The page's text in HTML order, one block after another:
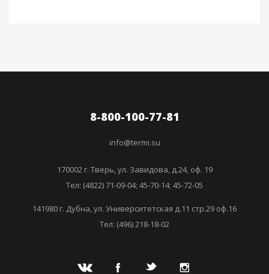
8-800-100-77-81
info@termi.su
170002 г. Тверь, ул. Завидова, д.24, оф. 19
Тел: (4822) 71-09-04; 45-70-14; 45-72-05
141980 г. Дубна, ул. Университетская д.11 стр.29 оф.16
Тел: (496) 218-18-02